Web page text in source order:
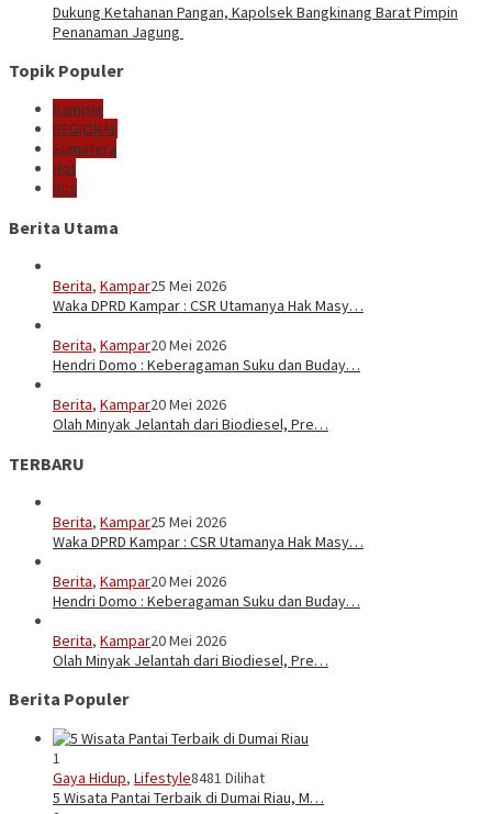
Dukung Ketahanan Pangan, Kapolsek Bangkinang Barat Pimpin
Penanaman Jagung
Topik Populer
Kampar
REGIONAL
Sumatera
Hot
Bus
Berita Utama
Berita, Kampar25 Mei 2026
Waka DPRD Kampar : CSR Utamanya Hak Masy…
Berita, Kampar20 Mei 2026
Hendri Domo : Keberagaman Suku dan Buday…
Berita, Kampar20 Mei 2026
Olah Minyak Jelantah dari Biodiesel, Pre…
TERBARU
Berita, Kampar25 Mei 2026
Waka DPRD Kampar : CSR Utamanya Hak Masy…
Berita, Kampar20 Mei 2026
Hendri Domo : Keberagaman Suku dan Buday…
Berita, Kampar20 Mei 2026
Olah Minyak Jelantah dari Biodiesel, Pre…
Berita Populer
1
Gaya Hidup, Lifestyle8481 Dilihat
5 Wisata Pantai Terbaik di Dumai Riau, M…